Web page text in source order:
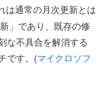
は通常の月次更新とは
」であり、既存の修
な不具合を解消する
です。(マイクロソフ